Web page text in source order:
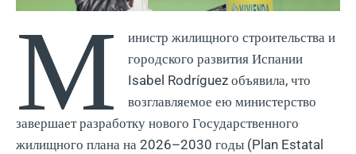
М
инистр жилищного строительства и
городского развития Испании
Isabel Rodríguez объявила, что
возглавляемое ею министерство
завершает разработку нового Государственного
жилищного плана на 2026–2030 годы (Plan Estatal